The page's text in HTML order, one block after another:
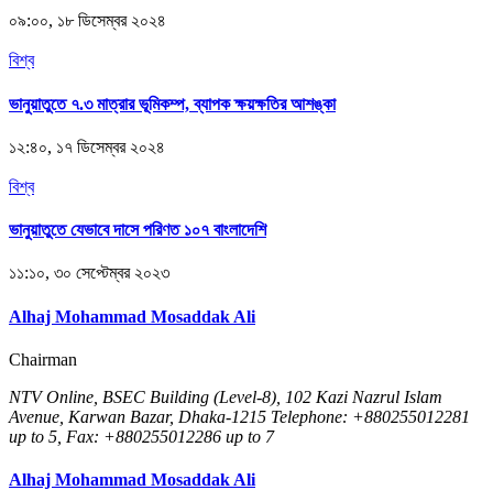
০৯:০০, ১৮ ডিসেম্বর ২০২৪
বিশ্ব
ভানুয়াতুতে ৭.৩ মাত্রার ভূমিকম্প, ব্যাপক ক্ষয়ক্ষতির আশঙ্কা
১২:৪০, ১৭ ডিসেম্বর ২০২৪
বিশ্ব
ভানুয়াতুতে যেভাবে দাসে পরিণত ১০৭ বাংলাদেশি
১১:১০, ৩০ সেপ্টেম্বর ২০২৩
Alhaj Mohammad Mosaddak Ali
Chairman
NTV Online, BSEC Building (Level-8), 102 Kazi Nazrul Islam
Avenue, Karwan Bazar, Dhaka-1215 Telephone: +880255012281
up to 5, Fax: +880255012286 up to 7
Alhaj Mohammad Mosaddak Ali